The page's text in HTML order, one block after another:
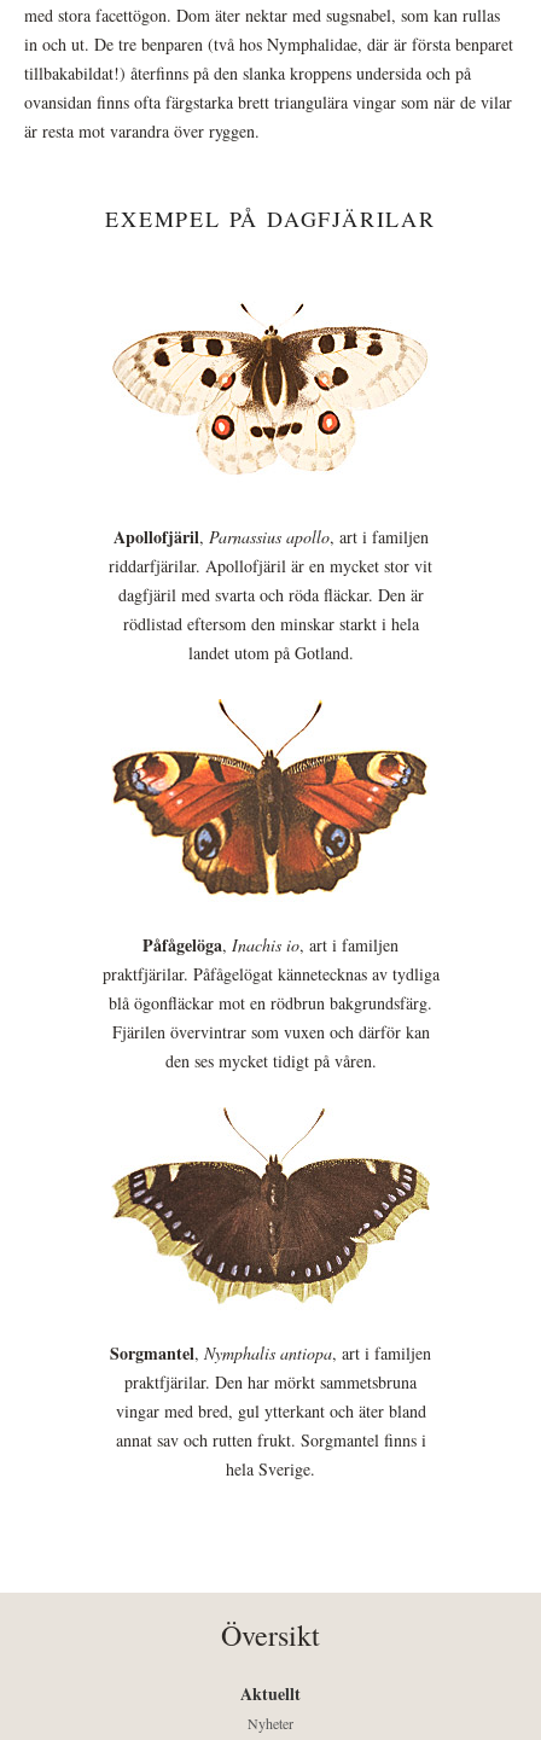
med stora facettögon. Dom äter nektar med sugsnabel, som kan rullas
in och ut. De tre benparen (två hos Nymphalidae, där är första benparet
tillbakabildat!) återfinns på den slanka kroppens undersida och på
ovansidan finns ofta färgstarka brett triangulära vingar som när de vilar
är resta mot varandra över ryggen.
EXEMPEL PÅ DAGFJÄRILAR
Apollofjäril, Parnassius apollo, art i familjen
riddarfjärilar. Apollofjäril är en mycket stor vit
dagfjäril med svarta och röda fläckar. Den är
rödlistad eftersom den minskar starkt i hela
landet utom på Gotland.
Påfågelöga, Inachis io, art i familjen
praktfjärilar. Påfågelögat kännetecknas av tydliga
blå ögonfläckar mot en rödbrun bakgrundsfärg.
Fjärilen övervintrar som vuxen och därför kan
den ses mycket tidigt på våren.
Sorgmantel, Nymphalis antiopa, art i familjen
praktfjärilar. Den har mörkt sammetsbruna
vingar med bred, gul ytterkant och äter bland
annat sav och rutten frukt. Sorgmantel finns i
hela Sverige.
Översikt
Aktuellt
Nyheter